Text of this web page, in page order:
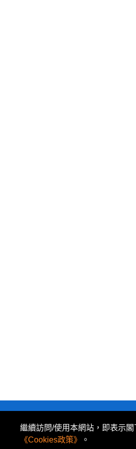
繼續訪問/使用本網站，即表示
《Cookies政策》
。
所有資料或